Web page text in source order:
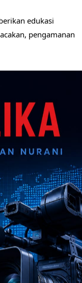
edukasi
pengamanan